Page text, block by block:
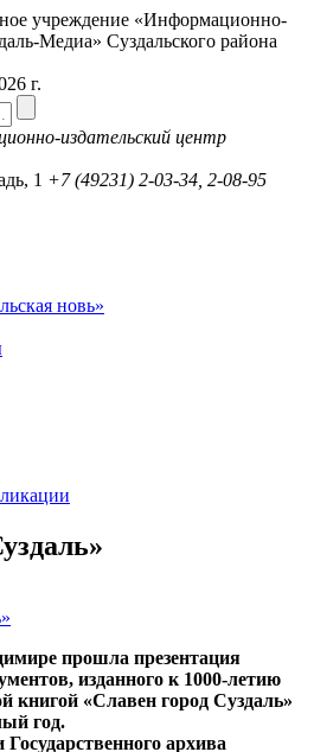
учреждение «Информационно-
Медиа» Суздальского района
г.
издательский центр
1 +7 (49231) 2-03-34, 2-08-95
новь»
прошла презентация
изданного к 1000-летию
книгой «Славен город Суздаль»
год.
архива